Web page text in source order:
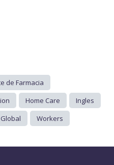
de Farmacia
Home Care
Ingles
Workers